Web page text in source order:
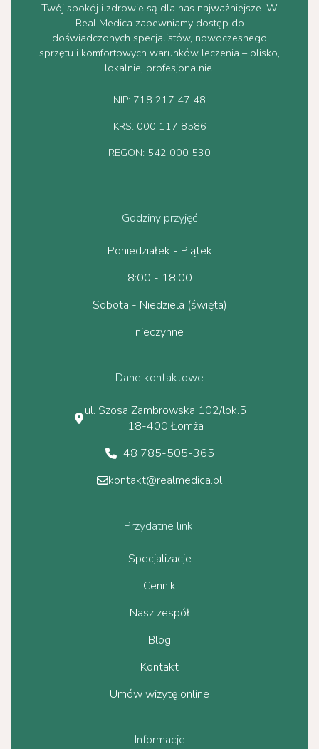
Twój spokój i zdrowie są dla nas najważniejsze. W
Real Medica zapewniamy dostęp do
doświadczonych specjalistów, nowoczesnego
sprzętu i komfortowych warunków leczenia – blisko,
lokalnie, profesjonalnie.
NIP: 718 217 47 48
KRS: 000 117 8586
REGON: 542 000 530
Godziny przyjęć
Poniedziałek - Piątek
8:00 - 18:00
Sobota - Niedziela (święta)
nieczynne
Dane kontaktowe
ul. Szosa Zambrowska 102/lok.5
18-400 Łomża
+48 785-505-365
kontakt@realmedica.pl
Przydatne linki
Specjalizacje
Cennik
Nasz zespół
Blog
Kontakt
Umów wizytę online
Informacje